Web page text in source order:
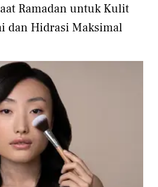
Ramadan untuk Kulit
dan Hidrasi Maksimal